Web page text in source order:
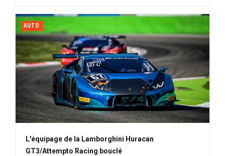
AUTO
L'équipage de la Lamborghini Huracan
GT3/Attempto Racing bouclé